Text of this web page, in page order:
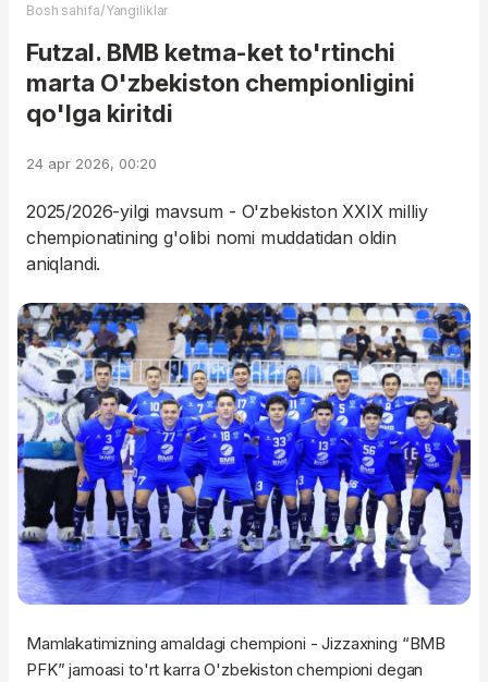
Bosh sahifa/Yangiliklar
Futzal. BMB ketma-ket to'rtinchi
marta O'zbekiston chempionligini
qo'lga kiritdi
24 apr 2026, 00:20
2025/2026-yilgi mavsum - O'zbekiston XXIX milliy
chempionatining g'olibi nomi muddatidan oldin
aniqlandi.
Mamlakatimizning amaldagi chempioni - Jizzaxning “BMB
PFK” jamoasi to'rt karra O'zbekiston chempioni degan